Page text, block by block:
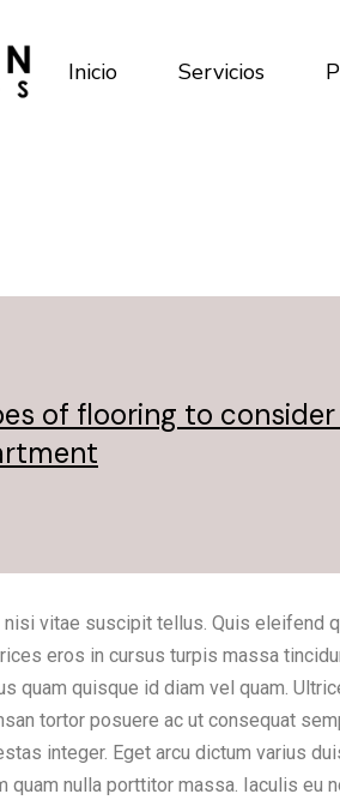
Inicio Servicios
of flooring to
nisi vitae suscipit tellus. Quis eleifend
eros in cursus turpis massa
quam quisque id diam vel quam.
tortor posuere ac ut consequat
integer. Eget arcu dictum varius
quam nulla porttitor massa. Iaculis eu